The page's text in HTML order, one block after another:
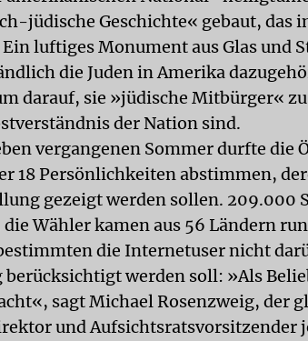
jüdische Geschichte« gebaut, das
luftiges Monument aus Glas und
die Juden in Amerika
darauf, sie »jüdische Mitbürger«
der Nation sind.
vergangenen Sommer durfte die
18 Persönlichkeiten abstimmen,
gezeigt werden sollen. 209.000
die Wähler kamen aus 56 Ländern
die Internetuser nicht
berücksichtigt werden soll: »Als
sagt Michael Rosenzweig, der
und Aufsichtsratsvorsitzender